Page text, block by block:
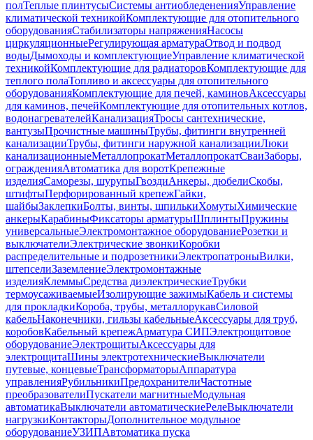
полТеплые плинтусыСистемы антиобледененияУправление
климатической техникойКомплектующие для отопительного
оборудованияСтабилизаторы напряженияНасосы
циркуляционныеРегулирующая арматураОтвод и подвод
водыДымоходы и комплектующиеУправление климатической
техникойКомплектующие для радиаторовКомплектующие для
теплого полаТопливо и аксессуары для отопительного
оборудованияКомплектующие для печей, каминовАксессуары
для каминов, печейКомплектующие для отопительных котлов,
водонагревателейКанализацияТросы сантехнические,
вантузыПрочистные машиныТрубы, фитинги внутренней
канализацииТрубы, фитинги наружной канализацииЛюки
канализационныеМеталлопрокатМеталлопрокатСваиЗаборы,
огражденияАвтоматика для воротКрепежные
изделияСаморезы, шурупыГвоздиАнкеры, дюбелиСкобы,
штифтыПерфорированный крепежГайки,
шайбыЗаклепкиБолты, винты, шпилькиХомутыХимические
анкерыКарабиныФиксаторы арматурыШплинтыПружины
универсальныеЭлектромонтажное оборудованиеРозетки и
выключателиЭлектрические звонкиКоробки
распределительные и подрозетникиЭлектропатроныВилки,
штепселиЗаземлениеЭлектромонтажные
изделияКлеммыСредства диэлектрическиеТрубки
термоусаживаемыеИзолирующие зажимыКабель и системы
для прокладкиКороба, трубы, металлорукавСиловой
кабельНаконечники, гильзы кабельныеАксессуары для труб,
коробовКабельный крепежАрматура СИПЭлектрощитовое
оборудованиеЭлектрощитыАксессуары для
электрощитаШины электротехническиеВыключатели
путевые, концевыеТрансформаторыАппаратура
управленияРубильникиПредохранителиЧастотные
преобразователиПускатели магнитныеМодульная
автоматикаВыключатели автоматическиеРелеВыключатели
нагрузкиКонтакторыДополнительное модульное
оборудованиеУЗИПАвтоматика пуска